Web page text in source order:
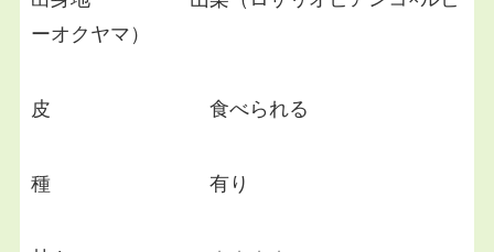
ーオクヤマ）
皮 食べられる
種 有り